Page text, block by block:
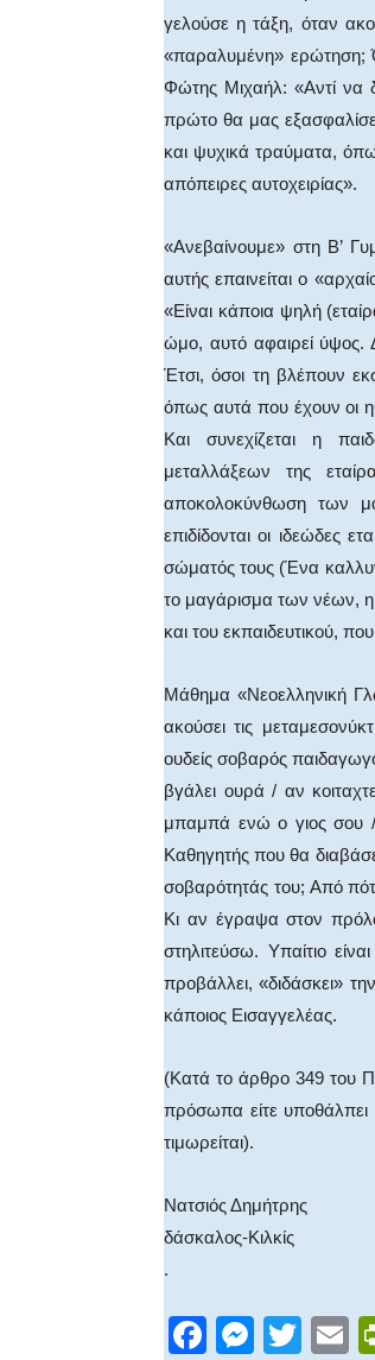
γελούσε η τάξη, όταν
«παραλυμένη» ερώτηση;
Φώτης Μιχαήλ: «Αντί να
πρώτο θα μας
και ψυχικά τραύματα,
απόπειρες αυτοχειρίας».
«Ανεβαίνουμε» στη Β’
αυτής επαινείται ο
«Είναι κάποια ψηλή
ώμο, αυτό αφαιρεί ύψος.
Έτσι, όσοι τη βλέπουν
όπως αυτά που έχουν οι
Και συνεχίζεται η
μεταλλάξεων της
αποκολοκύνθωση των
επιδίδονται οι ιδεώδες
σώματός τους (Ένα
το μαγάρισμα των νέων, η
και του εκπαιδευτικού,
Μάθημα «Νεοελληνική
ακούσει τις
ουδείς σοβαρός
βγάλει ουρά / αν
μπαμπά ενώ ο γιος σου
Καθηγητής που θα
σοβαρότητάς του; Από
Κι αν έγραψα στον
στηλιτεύσω. Υπαίτιο
προβάλλει, «διδάσκει»
κάποιος Εισαγγελέας.
(Κατά το άρθρο 349 του
πρόσωπα είτε υποθάλπει
τιμωρείται).
Νατσιός Δημήτρης
δάσκαλος-Κιλκίς
.
F
M
T
E